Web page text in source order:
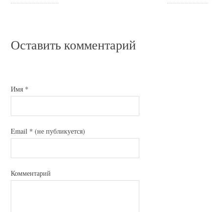
Оставить комментарий
Имя *
Email * (не публикуется)
Комментарий